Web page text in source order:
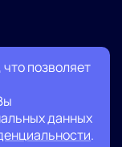
позволяет
данных
.